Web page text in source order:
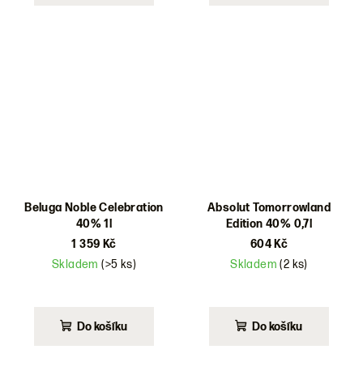
Beluga Noble Celebration
40% 1l
1 359 Kč
Skladem(>5 ks)
Do košíku
Absolut Tomorrowland
Edition 40% 0,7l
604 Kč
Skladem(2 ks)
Do košíku